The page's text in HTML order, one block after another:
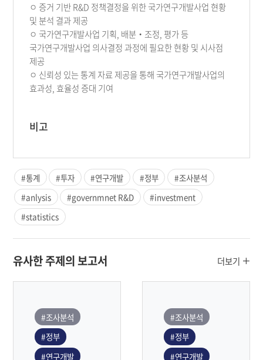
ㅇ 증거 기반 R&D 정책결정을 위한 국가연구개발사업 현황
및 분석 결과 제공
ㅇ 국가연구개발사업 기획, 배분‧조정, 평가 등
국가연구개발사업 의사결정 과정에 필요한 현황 및 시사점
제공
ㅇ 신뢰성 있는 통계 자료 제공을 통해 국가연구개발사업의
효과성, 효율성 증대 기여
비고
#통계 #투자 #연구개발 #정부
#조사분석
#anlysis
#governmnet R&D
#investment
#statistics
유사한 주제의 보고서
#조사분석
#정부
#연구개발
#조사분석
#정부
#연구개발
더보기